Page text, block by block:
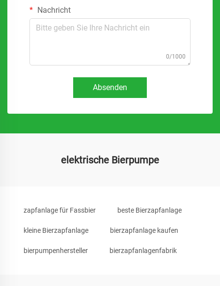
Nachricht
0/1000
Absenden
elektrische Bierpumpe
zapfanlage für Fassbier beste Bierzapfanlage
kleine Bierzapfanlage bierzapfanlage kaufen
bierpumpenhersteller bierzapfanlagenfabrik